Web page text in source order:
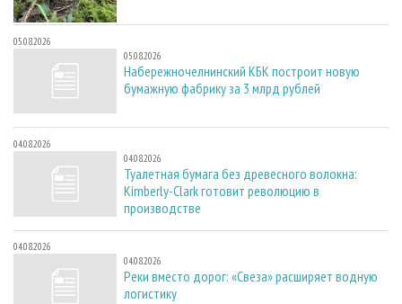
05.08.2026
05.08.2026
Набережночелнинский КБК построит новую
бумажную фабрику за 3 млрд рублей
04.08.2026
04.08.2026
Туалетная бумага без древесного волокна:
Kimberly-Clark готовит революцию в
производстве
04.08.2026
04.08.2026
Реки вместо дорог: «Свеза» расширяет водную
логистику